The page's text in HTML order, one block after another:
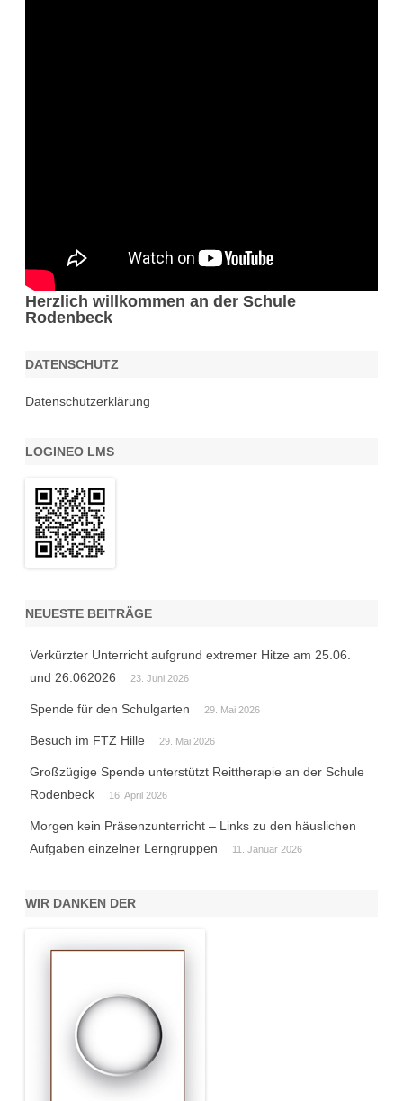
Herzlich willkommen an der Schule
Rodenbeck
DATENSCHUTZ
Datenschutzerklärung
LOGINEO LMS
NEUESTE BEITRÄGE
Verkürzter Unterricht aufgrund extremer Hitze am 25.06.
und 26.062026
23. Juni 2026
Spende für den Schulgarten 29. Mai 2026
Besuch im FTZ Hille 29. Mai 2026
Großzügige Spende unterstützt Reittherapie an der Schule
Rodenbeck
16. April 2026
Morgen kein Präsenzunterricht – Links zu den häuslichen
Aufgaben einzelner Lerngruppen
11. Januar 2026
WIR DANKEN DER